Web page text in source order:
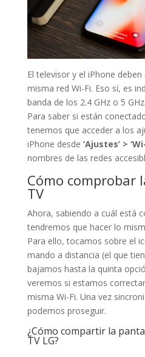
El televisor y el iPhone
misma red Wi-Fi. Eso sí, es
banda de los 2.4 GHz o 5
Para saber si están
tenemos que acceder a los
iPhone desde ‘Ajustes’ >
nombres de las redes
Cómo comprobar
TV
Ahora, sabiendo a cuál está
tendremos que hacer lo
Para ello, tocamos sobre el
mando a distancia (el que
bajamos hasta la quinta
veremos si estamos
misma Wi-Fi. Una vez
podemos proseguir.
¿Cómo compartir la
TV LG?